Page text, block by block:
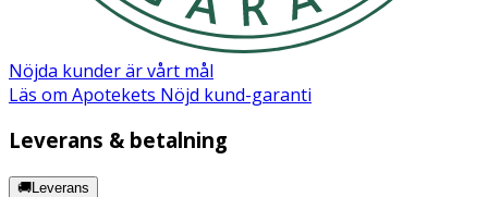
Nöjda kunder är vårt mål
Läs om Apotekets Nöjd kund-garanti
Leverans & betalning
🚚Leverans